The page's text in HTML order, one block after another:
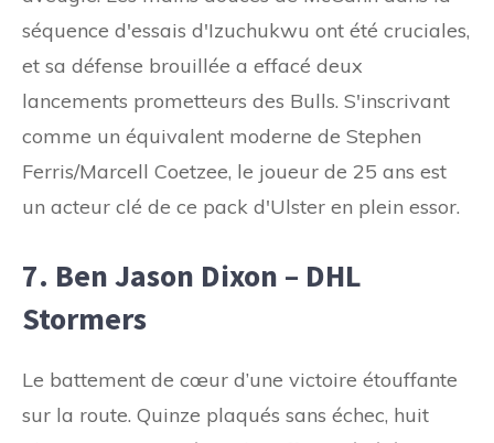
séquence d'essais d'Izuchukwu ont été cruciales,
et sa défense brouillée a effacé deux
lancements prometteurs des Bulls. S'inscrivant
comme un équivalent moderne de Stephen
Ferris/Marcell Coetzee, le joueur de 25 ans est
un acteur clé de ce pack d'Ulster en plein essor.
7. Ben Jason Dixon – DHL
Stormers
Le battement de cœur d’une victoire étouffante
sur la route. Quinze plaqués sans échec, huit